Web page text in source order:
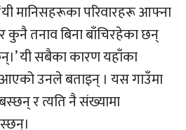
मानिसहरूका परिवारहरू आफ्ना
कुनै तनाव बिना बाँचिरहेका छन्
यी सबैका कारण यहाँका
उनले बताइन् । यस गाउँमा
र त्यति नै संख्यामा